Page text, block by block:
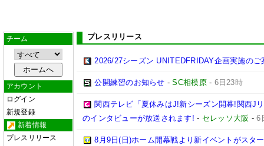
チーム
アカウント
ログイン
新規登録
新着情報
プレスリリース
プレスリリース
2026/27シーズン UNITEDFRIDAY企画実施のご
公開練習のお知らせ -SC相模原- 6日23時
関西テレビ「夏休みはJ!新シーズン開幕!関西J
のインタビューが放送されます! - セレッソ大阪 -6
8月9日(日)ホーム開幕戦より新イベントがスタ